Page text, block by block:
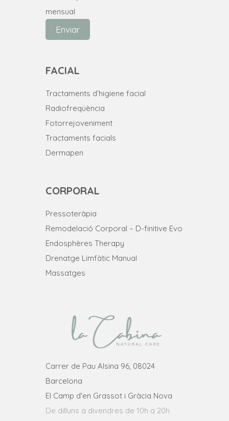
mensual
Enviar
FACIAL
Tractaments d’higiene facial
Radiofreqüència
Fotorrejoveniment
Tractaments facials
Dermapen
CORPORAL
Pressoteràpia
Remodelació Corporal – D-finitive Evo
Endosphères Therapy
Drenatge Limfàtic Manual
Massatges
Carrer de Pau Alsina 96, 08024
Barcelona
El Camp d'en Grassot i Gràcia Nova
De dilluns a divendres de 10h a 20h